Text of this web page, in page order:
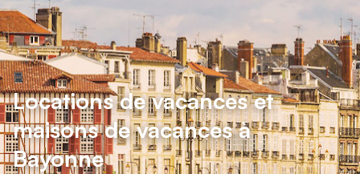
Locations de vacances et
maisons de vacances à
Bayonne